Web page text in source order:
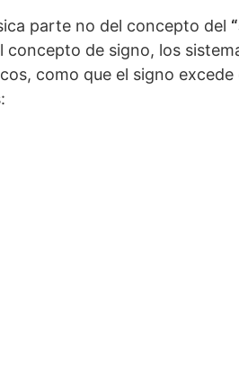
parte no del concepto del
concepto de signo, los
como que el signo